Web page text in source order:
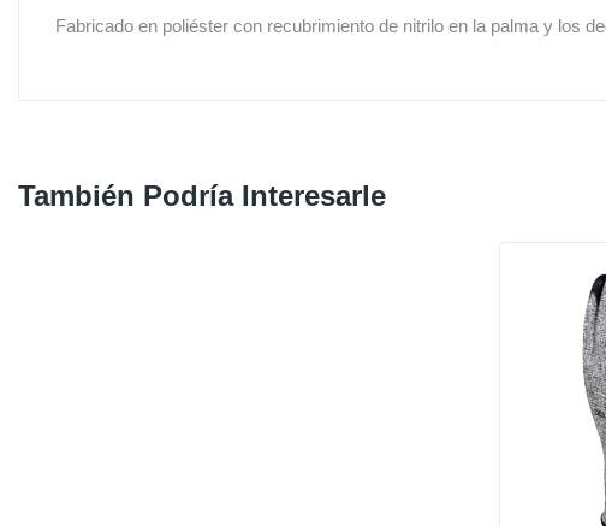
Fabricado en poliéster con recubrimiento de nitrilo en la palma y los
También Podría Interesarle